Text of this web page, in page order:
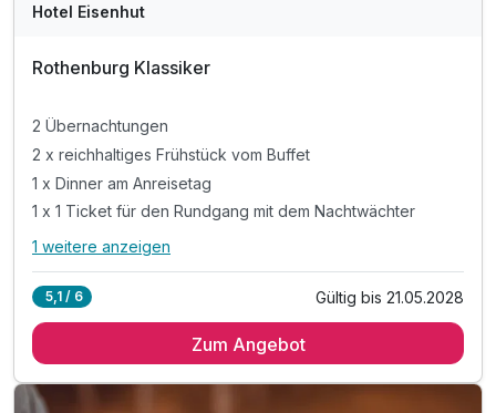
Hotel Eisenhut
Rothenburg Klassiker
2 Übernachtungen
2 x reichhaltiges Frühstück vom Buffet
1 x Dinner am Anreisetag
1 x 1 Ticket für den Rundgang mit dem Nachtwächter
Alle Inklusivleistungen
2 x reichhaltiges Frühstück vom Buffet
1 x 1 Ticket für den Rundgang mit dem Nachtwächter
1 weitere anzeigen
5,1 / 6 Gültig bis 21.05.2028
Zum Angebot